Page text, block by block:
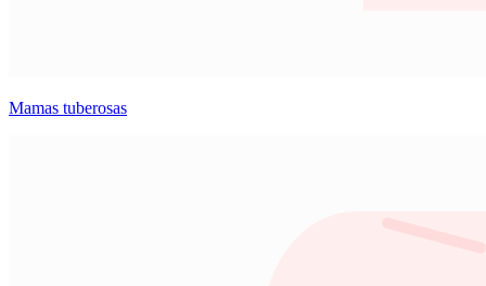
Mamas tuberosas